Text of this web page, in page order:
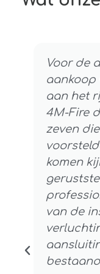
Voor de
aankoop
aan het
4M-Fire
zeven
komen
van de